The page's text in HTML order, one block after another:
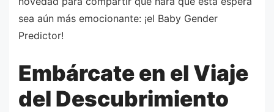
sea aún más emocionante: ¡el Baby Gender
Predictor!
Embárcate en el Viaje
del Descubrimiento